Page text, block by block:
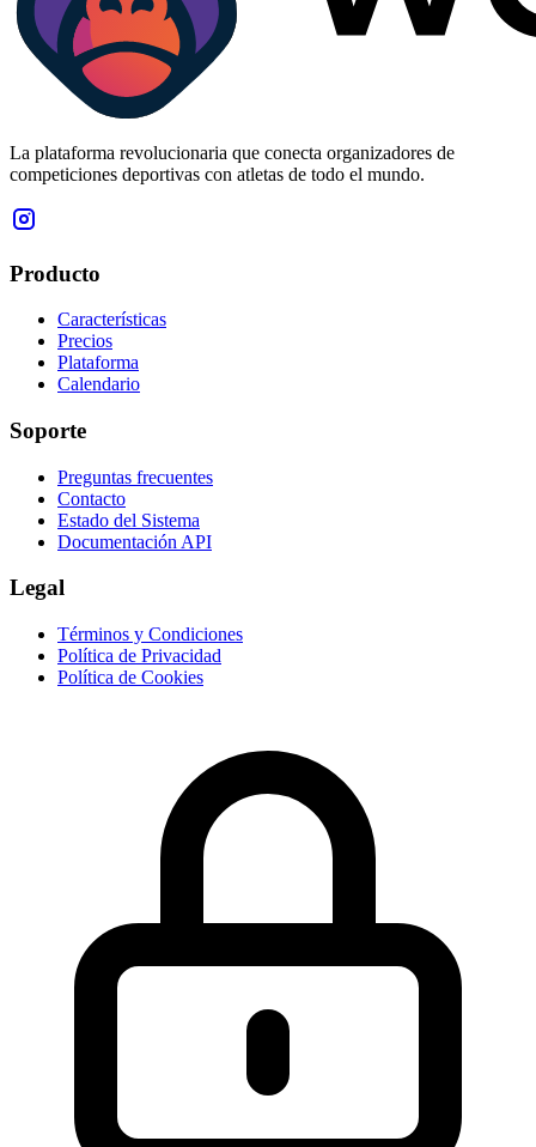
La plataforma revolucionaria que conecta organizadores de
competiciones deportivas con atletas de todo el mundo.
Producto
Características
Precios
Plataforma
Calendario
Soporte
Preguntas frecuentes
Contacto
Estado del Sistema
Documentación API
Legal
Términos y Condiciones
Política de Privacidad
Política de Cookies